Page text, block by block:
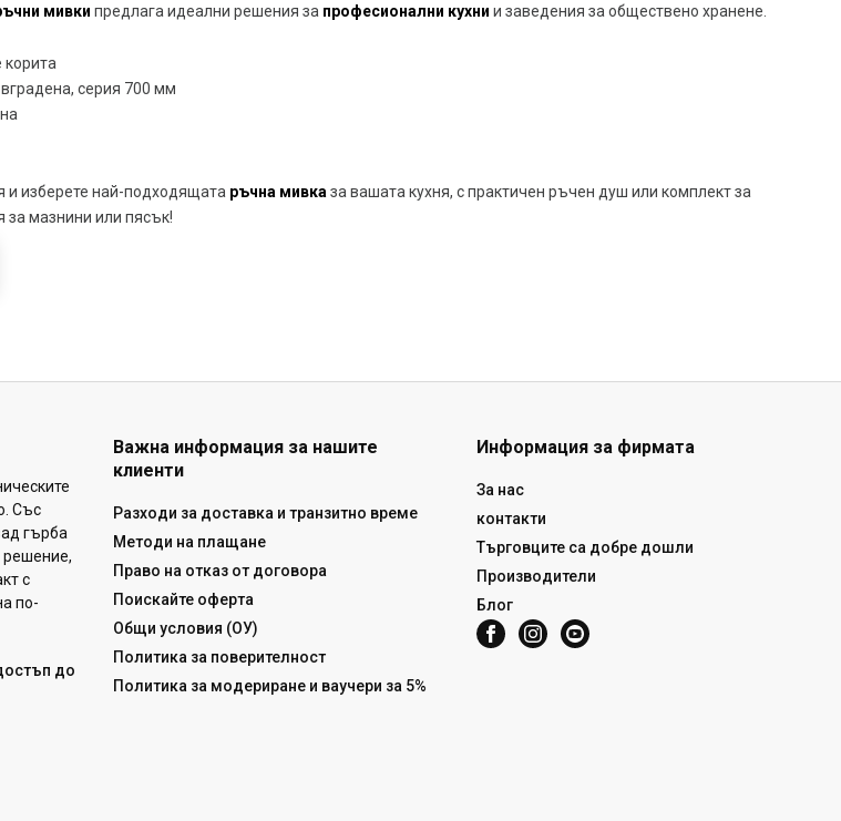
мивки предлага идеални решения за професионални кухни и заведения за обществено хранене.
корита
вградена, серия 700 мм
и изберете най-подходящата ръчна мивка за вашата кухня, с практичен ръчен душ или комплект за
за мазнини или пясък!
Със
гърба
решение,
с
по-
до
Важна информация за нашите
клиенти
Разходи за доставка и транзитно време
Методи на плащане
Право на отказ от договора
Поискайте оферта
Общи условия (ОУ)
Политика за поверителност
Политика за модериране и ваучери за 5%
Информация за фирмата
За нас
контакти
Търговците са добре дошли
Производители
Блог